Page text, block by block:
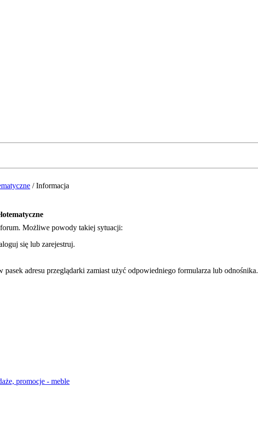
/Informacja
forum. Możliwe powody takiej sytuacji:
się lub zarejestruj.
adresu przeglądarki zamiast użyć odpowiedniego formularza lub odnośnika.